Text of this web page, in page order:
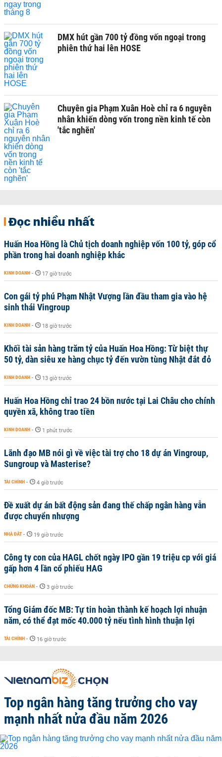
DMX hút gần 700 tỷ đồng vốn ngoại trong
phiên thứ hai lên HOSE
Chuyên gia Phạm Xuân Hoè chỉ ra 6 nguyên
nhân khiến dòng vốn trong nền kinh tế còn
'tắc nghẽn'
Đọc nhiều nhất
Huấn Hoa Hồng là Chủ tịch doanh nghiệp vốn 100 tỷ, góp cổ
phần trong hai doanh nghiệp khác
KINH DOANH - 17 giờ trước
Con gái tỷ phú Phạm Nhật Vượng lần đầu tham gia vào hệ
sinh thái Vingroup
KINH DOANH - 18 giờ trước
Khối tài sản hàng trăm tỷ của Huấn Hoa Hồng: Từ biệt thự
50 tỷ, dàn siêu xe hàng chục tỷ đến vườn tùng Nhật đắt đỏ
KINH DOANH - 13 giờ trước
Huấn Hoa Hồng chỉ trao 24 bồn nước tại Lai Châu cho chính
quyền xã, không trao tiền
KINH DOANH - 1 phút trước
Lãnh đạo MB nói gì về việc tài trợ cho 18 dự án Vingroup,
Sungroup và Masterise?
TÀI CHÍNH - 4 giờ trước
Đề xuất dự án bất động sản đang thế chấp ngân hàng vẫn
được chuyển nhượng
NHÀ ĐẤT - 19 giờ trước
Công ty con của HAGL chốt ngày IPO gần 19 triệu cp với giá
gấp hơn 4 lần cổ phiếu HAG
CHỨNG KHOÁN - 3 giờ trước
Tổng Giám đốc MB: Tự tin hoàn thành kế hoạch lợi nhuận
năm, có thể đạt mốc 40.000 tỷ nếu tình hình thuận lợi
TÀI CHÍNH - 16 giờ trước
Top ngân hàng tăng trưởng cho vay
mạnh nhất nửa đầu năm 2026